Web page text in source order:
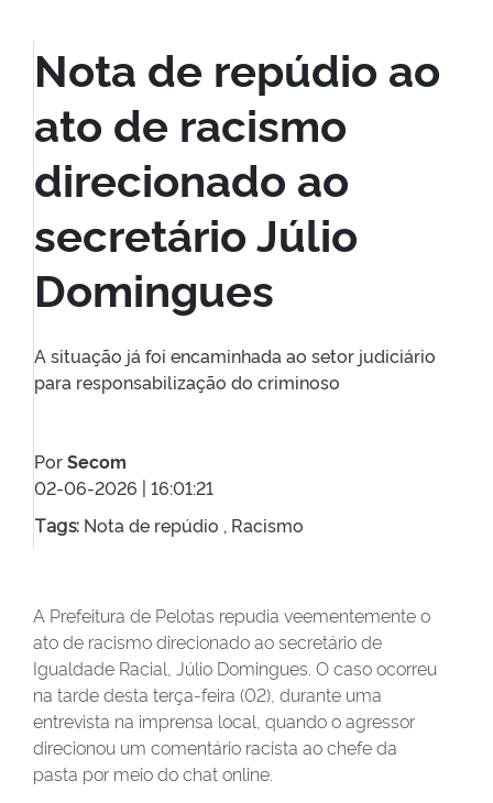
Nota de repúdio ao
ato de racismo
direcionado ao
secretário Júlio
Domingues
A situação já foi encaminhada ao setor judiciário
para responsabilização do criminoso
PorSecom
02-06-2026 | 16:01:21
Tags: Nota de repúdio , Racismo
A Prefeitura de Pelotas repudia veementemente o
ato de racismo direcionado ao secretário de
Igualdade Racial, Júlio Domingues. O caso ocorreu
na tarde desta terça-feira (02), durante uma
entrevista na imprensa local, quando o agressor
direcionou um comentário racista ao chefe da
pasta por meio do chat online.